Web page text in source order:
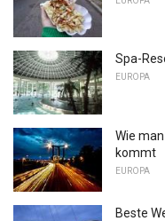
Spa-
EUROPA
Wie
kommt
EUROPA
Beste